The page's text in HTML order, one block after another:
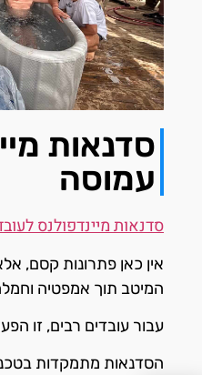
סדנאות
עמוסה
סדנאות מיינדפולנס
אין כאן פתרונות קסם,
המיטב תוך אמפטיה
עבור עובדים רבים, זו
הסדנאות מתמקדות